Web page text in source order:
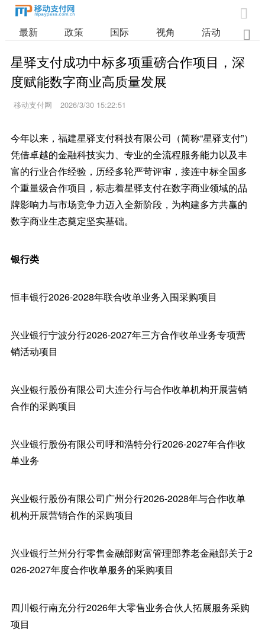

最新 政策 国际 视角 活动 业

星驿支付成功中标多项重磅合作项目，深
度赋能数字商业高质量发展
移动支付网 2026/3/30 15:22:51
今年以来，福建星驿支付科技有限公司（简称“星驿支付”）
凭借卓越的金融科技实力、专业的全流程服务能力以及丰
富的行业合作经验，历经多轮严苛评审，接连中标全国多
个重量级合作项目，标志着星驿支付在数字商业领域的品
牌影响力与市场竞争力迈入全新阶段，为构建多方共赢的
数字商业生态奠定坚实基础。
银行类
恒丰银行2026-2028年联合收单业务入围采购项目
兴业银行宁波分行2026-2027年三方合作收单业务专项营
销活动项目
兴业银行股份有限公司大连分行与合作收单机构开展营销
合作的采购项目
兴业银行股份有限公司呼和浩特分行2026-2027年合作收
单业务
兴业银行股份有限公司广州分行2026-2028年与合作收单
机构开展营销合作的采购项目
兴业银行兰州分行零售金融部财富管理部养老金融部关于2
026-2027年度合作收单服务的采购项目
四川银行南充分行2026年大零售业务合伙人拓展服务采购
项目